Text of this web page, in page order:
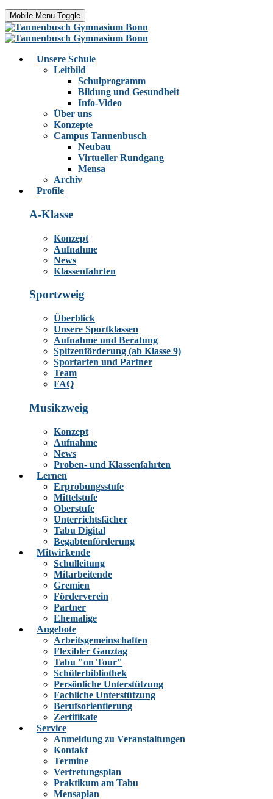
Mobile Menu Toggle
Unsere Schule
Leitbild
Schulprogramm
Bildung und Gesundheit
Info-Video
Über uns
Konzepte
Campus Tannenbusch
Neubau
Virtueller Rundgang
Mensa
Archiv
Profile
A-Klasse
Konzept
Aufnahme
News
Klassenfahrten
Sportzweig
Überblick
Unsere Sportklassen
Aufnahme und Beratung
Spitzenförderung (ab Klasse 9)
Sportarten und Partner
Team
FAQ
Musikzweig
Konzept
Aufnahme
News
Proben- und Klassenfahrten
Lernen
Erprobungsstufe
Mittelstufe
Oberstufe
Unterrichtsfächer
Tabu Digital
Begabtenförderung
Mitwirkende
Schulleitung
Mitarbeitende
Gremien
Förderverein
Partner
Ehemalige
Angebote
Arbeitsgemeinschaften
Flexibler Ganztag
Tabu "on Tour"
Schülerbibliothek
Persönliche Unterstützung
Fachliche Unterstützung
Berufsorientierung
Zertifikate
Service
Anmeldung zu Veranstaltungen
Kontakt
Termine
Vertretungsplan
Praktikum am Tabu
Mensaplan